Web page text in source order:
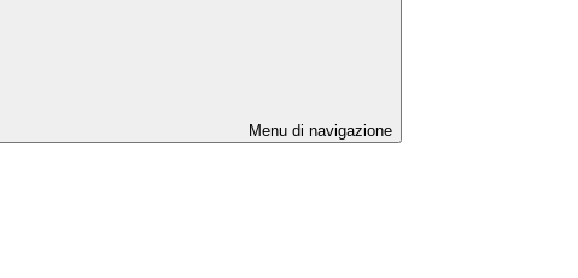
Menu di navigazione